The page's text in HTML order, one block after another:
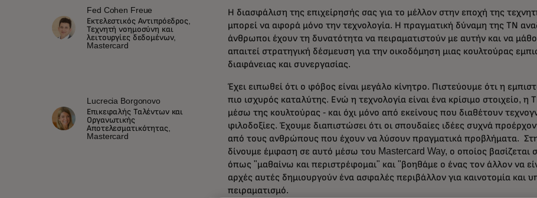
Fed Cohen Freue
Εκτελεστικός Αντιπρόεδρος,
Τεχνητή νοημοσύνη και
λειτουργίες δεδομένων,
Mastercard
Lucrecia Borgonovo
Επικεφαλής Ταλέντων και
Οργανωτικής
Αποτελεσματικότητας,
Mastercard
Η διασφάλιση της επιχείρησής σας για το μέλλον στην εποχή της
μπορεί να αφορά μόνο την τεχνολογία. Η πραγματική δύναμη της ΤΝ
άνθρωποι έχουν τη δυνατότητα να πειραματιστούν με αυτήν και να
απαιτεί στρατηγική δέσμευση για την οικοδόμηση μιας κουλτούρας
διαφάνειας και συνεργασίας.
Έχει ειπωθεί ότι ο φόβος είναι μεγάλο κίνητρο. Πιστεύουμε ότι η
πιο ισχυρός καταλύτης. Ενώ η τεχνολογία είναι ένα κρίσιμο στοιχείο, η
μέσω της κουλτούρας - και όχι μόνο από εκείνους που διαθέτουν
φιλοδοξίες. Έχουμε διαπιστώσει ότι οι σπουδαίες ιδέες συχνά
από τους ανθρώπους που έχουν να λύσουν πραγματικά προβλήματα.
δίνουμε έμφαση σε αυτό μέσω του Mastercard Way, ο οποίος βασίζεται
όπως "μαθαίνω και περιστρέφομαι" και "βοηθάμε ο ένας τον άλλον να
αρχές αυτές δημιουργούν ένα ασφαλές περιβάλλον για καινοτομία και
πειραματισμό.